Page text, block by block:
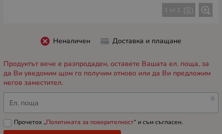
1 от 2
Неналичен Доставка и плащане
Продуктът вече е разпродаден, оставете Вашата ел. поща, за
да Ви уведомим щом го получим отново или да Ви предложим
негов заместител.
Ел. поща
Прочетох „Политиката за поверителност“ и съм съгласен.